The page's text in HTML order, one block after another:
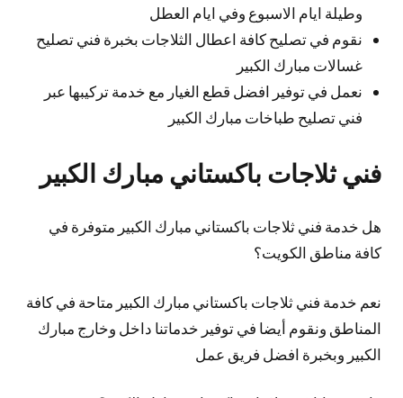
وطيلة ايام الاسبوع وفي ايام العطل
نقوم في تصليح كافة اعطال الثلاجات بخبرة فني تصليح
غسالات مبارك الكبير
نعمل في توفير افضل قطع الغيار مع خدمة تركيبها عبر
فني تصليح طباخات مبارك الكبير
فني ثلاجات باكستاني مبارك الكبير
هل خدمة فني ثلاجات باكستاني مبارك الكبير متوفرة في
كافة مناطق الكويت؟
نعم خدمة فني ثلاجات باكستاني مبارك الكبير متاحة في كافة
المناطق ونقوم أيضا في توفير خدماتنا داخل وخارج مبارك
الكبير وبخبرة افضل فريق عمل